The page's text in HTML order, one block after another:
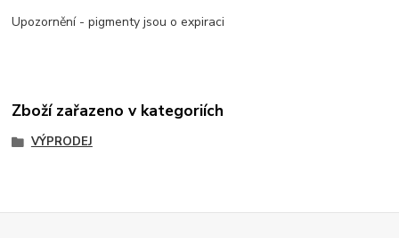
Upozornění - pigmenty jsou o expiraci
Zboží zařazeno v kategoriích
VÝPRODEJ